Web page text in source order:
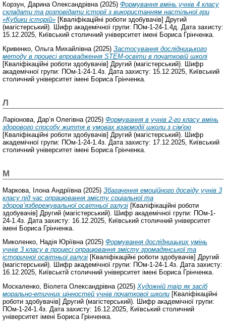
Корзун, Дарина Олександрівна(2025) Формування вмінь учнів 4 класу
складати та розповідати історії з використанням настільної гри
«Кубики історій» [Кваліфікаційні роботи здобувачів] Другий
(магістерський). Шифр академічної групи: ПОм-1-24-1.4д. Дата захисту:
15.12.2025, Київський столичний університет імені Бориса Грінченка.
Кривенко, Ольга Михайлівна (2025) Застосування дослідницького
методу в процесі впровадження STEM-освіти в початковій школі
[Кваліфікаційні роботи здобувачів] Другий (магістерський). Шифр
академічної групи: ПОм-1-24-1.4з. Дата захисту: 15.12.2025, Київський
столичний університет імені Бориса Грінченка.
Л
Ларіонова, Дарʼя Олегівна (2025) Формування в учнів 2-го класу вмінь
здорового способу життя в умовах взаємодії школи з сім'єю
[Кваліфікаційні роботи здобувачів] Другий (магістерський). Шифр
академічної групи: ПОм-1-24-1.4з. Дата захисту: 17.12.2025, Київський
столичний університет імені Бориса Грінченка.
М
Маркова, Ілона Андріївна (2025) Збагачення емоційного досвіду учнів 3
класу під час опрацювання змісту соціальної та
здоровʼязбережувальної освітньої галузі [Кваліфікаційні роботи
здобувачів] Другий (магістерський). Шифр академічної групи: ПОм-1-
24-1.4з. Дата захисту: 16.12.2025, Київський столичний університет
імені Бориса Грінченка.
Миколенко, Надія Юріївна(2025) Формування дослідницьких умінь
учнів 3 класу в процесі опрацювання змісту громадянської та
історичної освітньої галузі [Кваліфікаційні роботи здобувачів] Другий
(магістерський). Шифр академічної групи: ПОм-1-24-1.4з. Дата захисту:
16.12.2025, Київськтй столичний університет імені Бориса Грінченка.
Москаленко, Віолета Олександрівна(2025) Художній твір як засіб
морально-етичних цінностей учнів початкової школи [Кваліфікаційні
роботи здобувачів] Другий (магістерський). Шифр академічної групи:
ПОм-1-24-1.4з. Дата захисту: 16.12.2025, Київський столичний
університет імені Бориса Грінченка.